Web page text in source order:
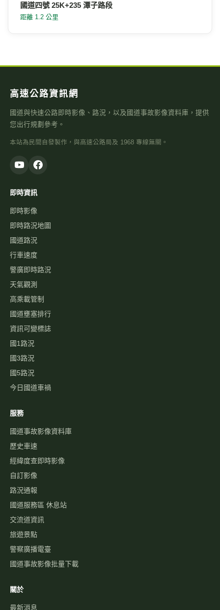
國道四號 25K+235 潭子路段
距離 1.2 公里
高速公路資訊網
國道與快速公路即時影像、路況，以及國道事故影像資料庫，提供
您出行規劃參考。
本站為民間自發製作，與高速公路局及 1968 專線無關。
即時資訊
即時影像
即時路況地圖
國道路況
行車速度
警廣即時路況
天氣觀測
高乘載管制
國道壅塞排行
資訊可變標誌
國1路況
國3路況
國5路況
今日國道車禍
服務
國道事故影像資料庫
歷史車速
經緯度查即時影像
自訂影像
路況通報
國道服務區 休息站
交流道資訊
旅遊景點
警察廣播電臺
國道事故影像批量下載
關於
最新消息